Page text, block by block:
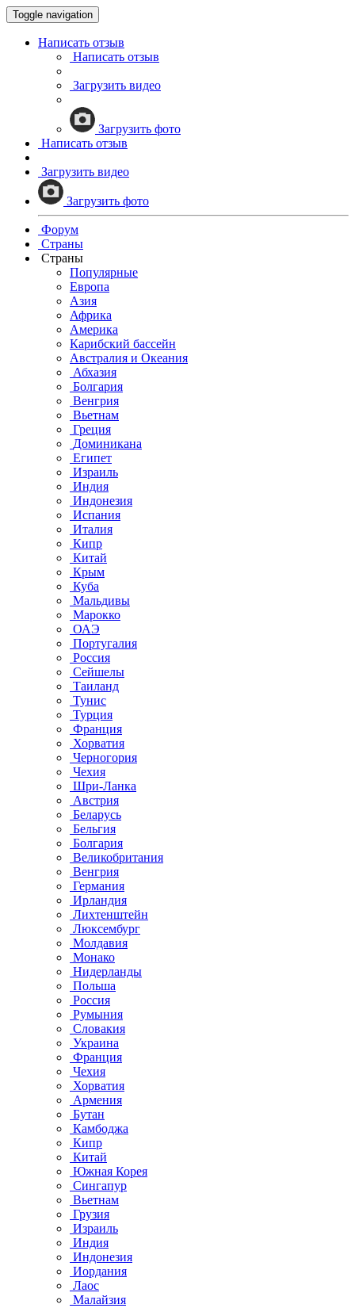
Toggle navigation
Написать отзыв
Написать отзыв
Загрузить видео
Загрузить фото
Написать отзыв
Загрузить видео
Загрузить фото
Форум
Страны
Страны
Популярные
Европа
Азия
Африка
Америка
Карибский бассейн
Австралия и Океания
Абхазия
Болгария
Венгрия
Вьетнам
Греция
Доминикана
Египет
Израиль
Индия
Индонезия
Испания
Италия
Кипр
Китай
Крым
Куба
Мальдивы
Марокко
ОАЭ
Португалия
Россия
Сейшелы
Таиланд
Тунис
Турция
Франция
Хорватия
Черногория
Чехия
Шри-Ланка
Австрия
Беларусь
Бельгия
Болгария
Великобритания
Венгрия
Германия
Ирландия
Лихтенштейн
Люксембург
Молдавия
Монако
Нидерланды
Польша
Россия
Румыния
Словакия
Украина
Франция
Чехия
Хорватия
Армения
Бутан
Камбоджа
Кипр
Китай
Южная Корея
Сингапур
Вьетнам
Грузия
Израиль
Индия
Индонезия
Иордания
Лаос
Малайзия